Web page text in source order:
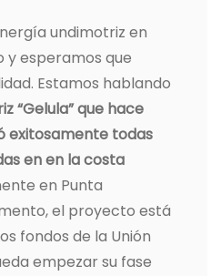
undimotriz en
y esperamos que
Estamos hablando
“Gelula” que hace
exitosamente todas
en en la costa
en Punta
el proyecto está
fondos de la Unión
empezar su fase